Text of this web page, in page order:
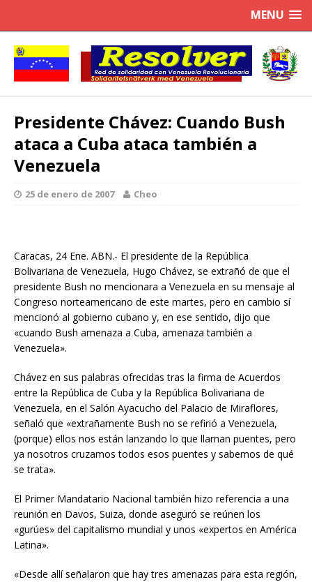
MENU
Presidente Chávez: Cuando Bush
ataca a Cuba ataca también a
Venezuela
25 de enero de 2007 Cheo
Caracas, 24 Ene. ABN.- El presidente de la República
Bolivariana de Venezuela, Hugo Chávez, se extrañó de que el
presidente Bush no mencionara a Venezuela en su mensaje al
Congreso norteamericano de este martes, pero en cambio sí
mencionó al gobierno cubano y, en ese sentido, dijo que
«cuando Bush amenaza a Cuba, amenaza también a
Venezuela».
Chávez en sus palabras ofrecidas tras la firma de Acuerdos
entre la República de Cuba y la República Bolivariana de
Venezuela, en el Salón Ayacucho del Palacio de Miraflores,
señaló que «extrañamente Bush no se refirió a Venezuela,
(porque) ellos nos están lanzando lo que llaman puentes, pero
ya nosotros cruzamos todos esos puentes y sabemos de qué
se trata».
El Primer Mandatario Nacional también hizo referencia a una
reunión en Davos, Suiza, donde aseguró se reúnen los
«gurúes» del capitalismo mundial y unos «expertos en América
Latina».
«Desde allí señalaron que hay tres amenazas para esta región,